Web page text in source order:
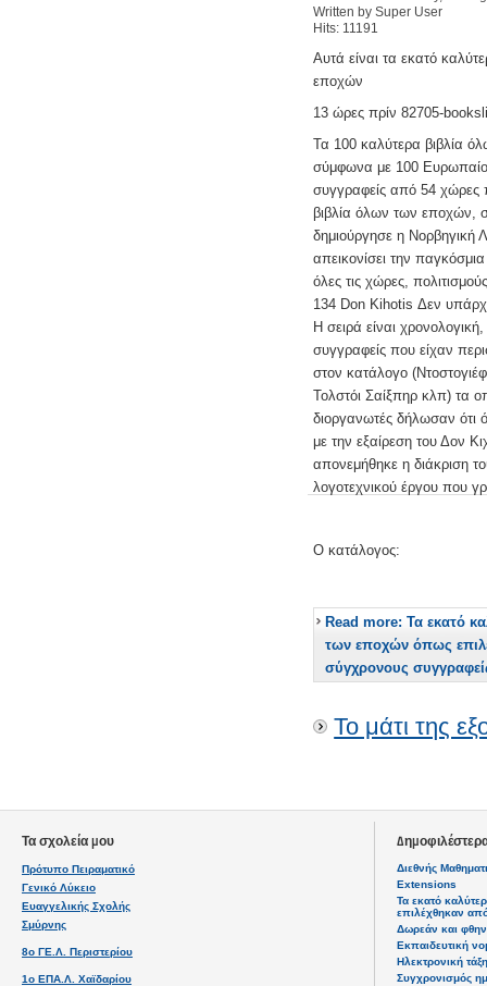
Written by Super User
Hits: 11191
Αυτά είναι τα εκατό
εποχών
13 ώρες πρίν 82705-
Τα 100 καλύτερα βιβλία
σύμφωνα με 100
συγγραφείς από 54 χώρες
βιβλία όλων των εποχών,
δημιούργησε η Νορβηγική
απεικονίσει την
όλες τις χώρες,
134 Don Kihotis Δεν
Η σειρά είναι
συγγραφείς που είχαν
στον κατάλογο
Τολστόι Σαίξπηρ κλπ) τα
διοργανωτές δήλωσαν ότι
με την εξαίρεση του Δον
απονεμήθηκε η διάκριση
λογοτεχνικού έργου που
Ο κατάλογος:
Read more: Τα εκατό
των εποχών όπως
σύγχρονους
Το μάτι της
Τα σχολεία μου
Πρότυπο Πειραματικό
Γενικό Λύκειο
Ευαγγελικής Σχολής
Σμύρνης
8ο ΓΕ.Λ. Περιστερίου
1ο ΕΠΑ.Λ. Χαϊδαρίου
Διεθνής
Extensions
Τα εκατό
επιλέχθηκαν
Δωρεάν και
Εκπαιδευτική
Ηλεκτρονική
Συγχρονισμός